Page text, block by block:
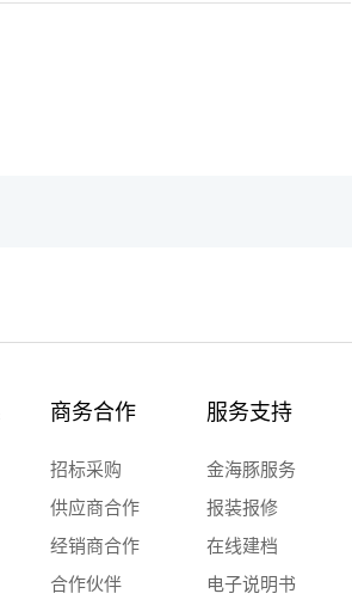
商务合作
招标采购
供应商合作
经销商合作
合作伙伴
服务支持
金海豚服务
报装报修
在线建档
电子说明书